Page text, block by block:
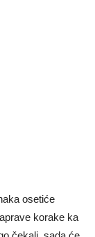
osetiće
korake ka